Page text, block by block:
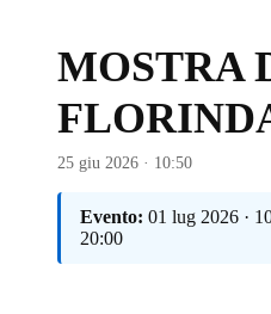
MOSTRA
25 giu 2026 · 10:50
Evento: 01 lug 2026 ·
20:00